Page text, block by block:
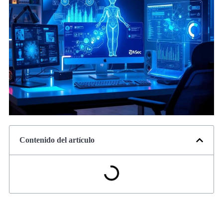
Contenido del artículo